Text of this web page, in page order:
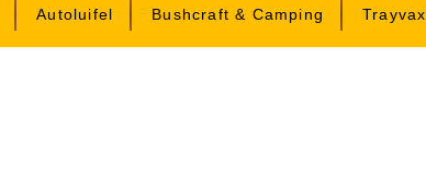
Autoluifel Bushcraft & Camping Trayvax